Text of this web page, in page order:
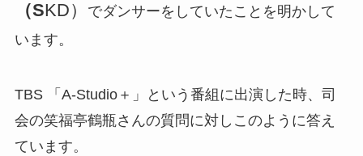
（SKD）
でダンサーをしていたことを明かして
います。
TBS 「A-Studio＋」という番組に出演した時、司
会の笑福亭鶴瓶さんの質問に対しこのように答え
ています。